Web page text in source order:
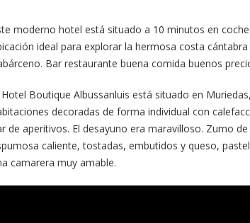
moderno hotel está situado a 10 minutos en
ideal para explorar la hermosa costa
Bar restaurante buena comida buenos
Hotel Boutique Albussanluis está situado en
decoradas de forma individual con
de aperitivos. El desayuno era maravilloso. Zumo
caliente, tostadas, embutidos y queso,
camarera muy amable.